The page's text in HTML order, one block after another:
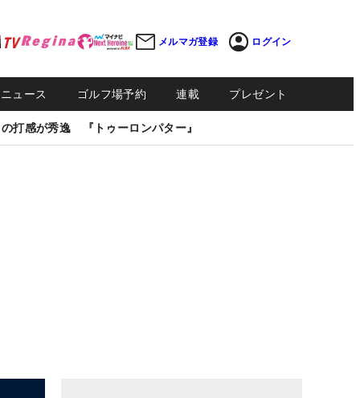
メルマガ登録 ログイン
ュース ゴルフ場予約 連載 プレゼント
打感が秀逸 『トゥーロンパター』